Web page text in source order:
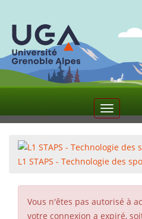
Toggle
L1 STAPS - Technologie des
Vous n'êtes pas autorisé à
votre connexion a expiré,